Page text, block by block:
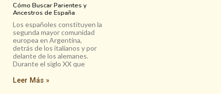
Cómo Buscar Parientes y
Ancestros de España
Los españoles constituyen la
segunda mayor comunidad
europea en Argentina,
detrás de los italianos y por
delante de los alemanes.
Durante el siglo XX que
Leer Más »